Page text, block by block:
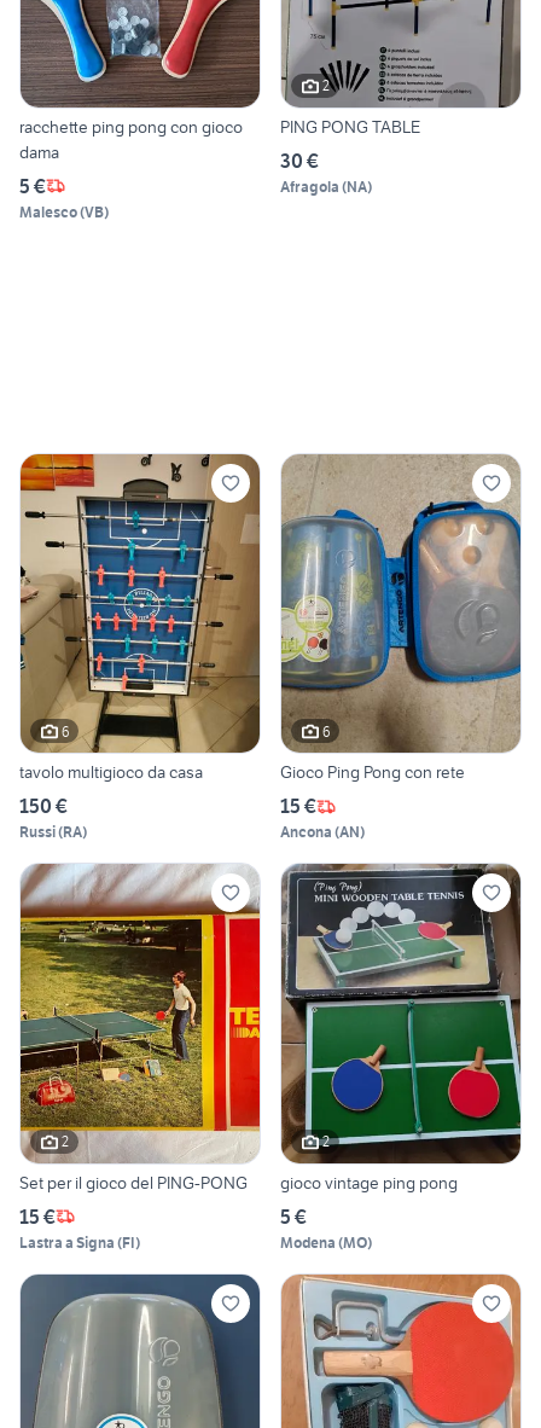
racchette ping pong con gioco
dama
5 €
Malesco(VB)
2
PING PONG TABLE
30 €
Afragola (NA)
6
tavolo multigioco da casa
150 €
Russi(RA)
6
Gioco Ping Pong con rete
15 €
Ancona (AN)
2
Set per il gioco del PING-PONG
15 €
Lastra a Signa (FI)
2
gioco vintage ping pong
5 €
Modena (MO)